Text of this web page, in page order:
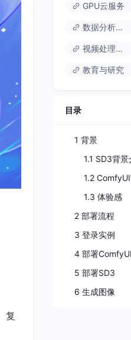
复
GPU云服务
数据分析与处理
视频处理与渲染
教育与研究
目录
1 背景
1.1 SD3背景
1.2
1.3 体验感
2 部署流程
3 登录实例
4 部署ComfyUI
5 部署SD3
6 生成图像